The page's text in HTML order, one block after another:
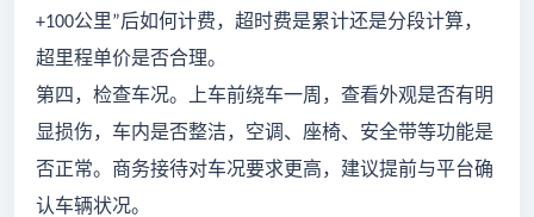
+100公里”后如何计费，超时费是累计还是分段计算，
超里程单价是否合理。
第四，检查车况。上车前绕车一周，查看外观是否有明
显损伤，车内是否整洁，空调、座椅、安全带等功能是
否正常。商务接待对车况要求更高，建议提前与平台确
认车辆状况。